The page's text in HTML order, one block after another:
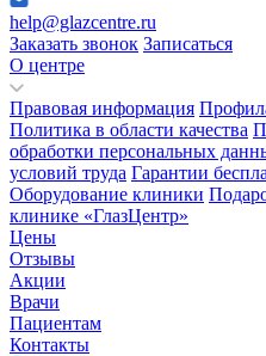
help@glazcentre.ru
Заказать звонок Записаться
О центре
Правовая информация
Политика в области качества
обработки персональных
условий труда Гарантии
Оборудование клиники
клинике «ГлазЦентр»
Цены
Отзывы
Акции
Врачи
Пациентам
Контакты